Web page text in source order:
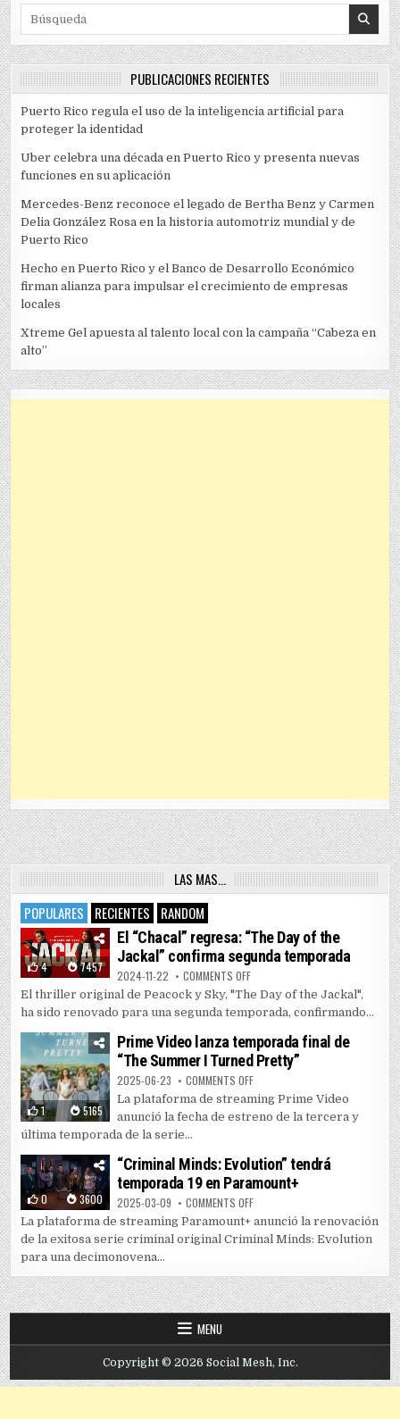
PUBLICACIONES RECIENTES
Puerto Rico regula el uso de la inteligencia artificial para
proteger la identidad
Uber celebra una década en Puerto Rico y presenta nuevas
funciones en su aplicación
Mercedes-Benz reconoce el legado de Bertha Benz y Carmen
Delia González Rosa en la historia automotriz mundial y de
Puerto Rico
Hecho en Puerto Rico y el Banco de Desarrollo Económico
firman alianza para impulsar el crecimiento de empresas
locales
Xtreme Gel apuesta al talento local con la campaña “Cabeza en
alto”
LAS MAS…
POPULARES
RECIENTES RANDOM
4 7457
El “Chacal” regresa: “The Day of the
Jackal” confirma segunda temporada
2024-11-22 COMMENTS OFFON EL “CHACAL” REGRESA: “THE
El thriller original de Peacock y Sky, "The Day of the Jackal",
ha sido renovado para una segunda temporada, confirmando...
1 5165
Prime Video lanza temporada final de
“The Summer I Turned Pretty”
2025-06-23 COMMENTS OFFON PRIME VIDEO LANZA
La plataforma de streaming Prime Video
anunció la fecha de estreno de la tercera y
última temporada de la serie...
0 3600
“Criminal Minds: Evolution” tendrá
temporada 19 en Paramount+
2025-03-09 COMMENTS OFFON “CRIMINAL MINDS:
La plataforma de streaming Paramount+ anunció la renovación
de la exitosa serie criminal original Criminal Minds: Evolution
para una decimonovena...
MENU
Copyright © 2026 Social Mesh, Inc.